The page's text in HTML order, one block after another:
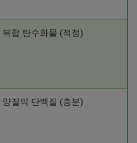
복합 탄수화물 (적정)
양질의 단백질 (충분)